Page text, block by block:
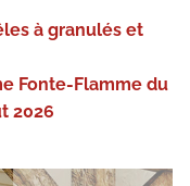
à granulés et
Fonte-Flamme du
2026